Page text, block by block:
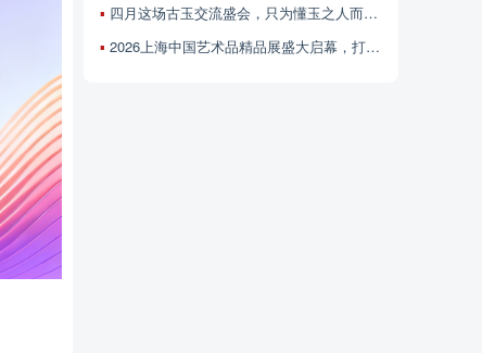
四月这场古玉交流盛会，只为懂玉之人而聚！
2026上海中国艺术品精品展盛大启幕，打造艺术交流新标杆！